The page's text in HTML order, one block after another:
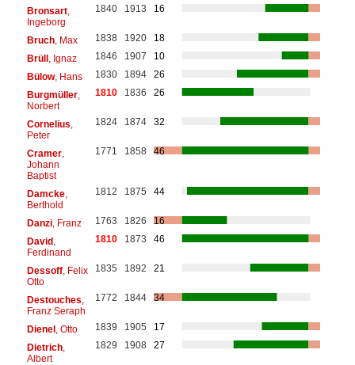
Bronsart,
Ingeborg
1840 1913 16
Bruch, Max 1838 1920
18
Brüll, Ignaz 1846 1907
10
Bülow, Hans 1830 1894
26
Burgmüller,
Norbert
1810 1836 26
Cornelius
Peter
1824 1874 32
Cramer,
Johann
Baptist
1771 1858 46
Damcke,
Berthold
1812 1875 44
Danzi, Franz 1763 1826
16
David,
Ferdinand
1810 1873 46
Dessoff, Felix
Otto
1835 1892 21
Destouches
Franz Seraph
1772 1844 34
Dienel, Otto 1839 1905
17
Dietrich,
Albert
1829 1908 27